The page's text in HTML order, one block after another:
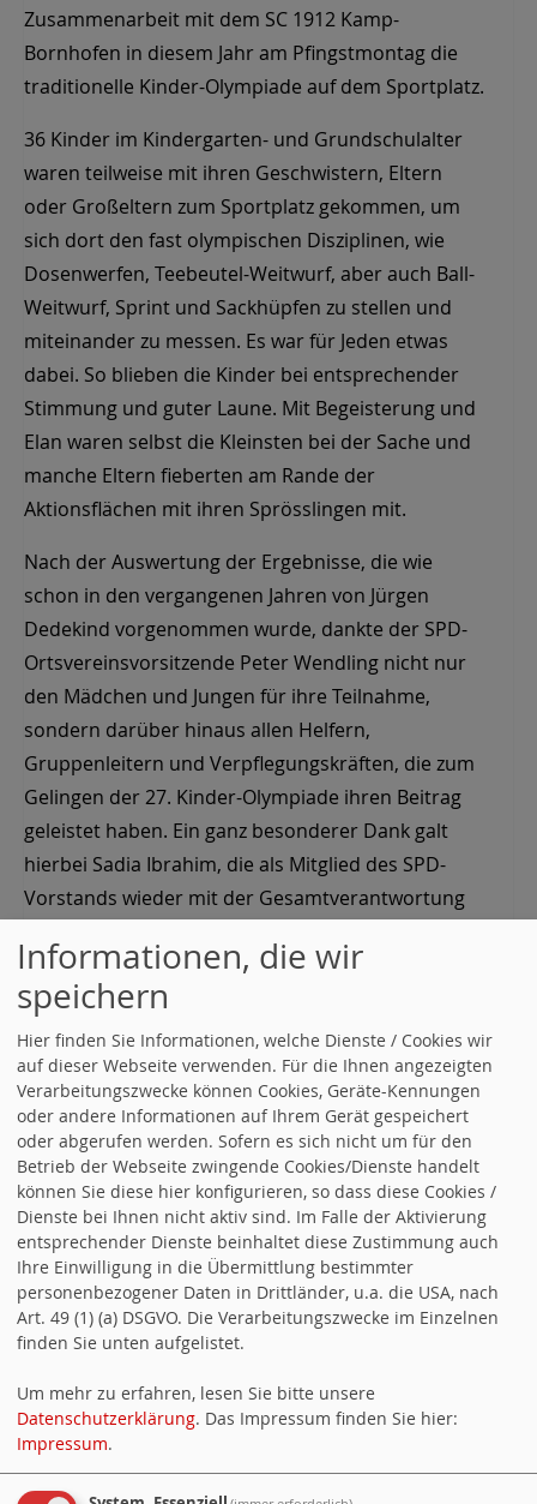
Zusammenarbeit mit dem SC 1912 Kamp-
Bornhofen in diesem Jahr am Pfingstmontag die
traditionelle Kinder-Olympiade auf dem Sportplatz.
36 Kinder im Kindergarten- und Grundschulalter
waren teilweise mit ihren Geschwistern, Eltern
oder Großeltern zum Sportplatz gekommen, um
sich dort den fast olympischen Disziplinen, wie
Dosenwerfen, Teebeutel-Weitwurf, aber auch Ball-
Weitwurf, Sprint und Sackhüpfen zu stellen und
miteinander zu messen. Es war für Jeden etwas
dabei. So blieben die Kinder bei entsprechender
Stimmung und guter Laune. Mit Begeisterung und
Elan waren selbst die Kleinsten bei der Sache und
manche Eltern fieberten am Rande der
Aktionsflächen mit ihren Sprösslingen mit.
Nach der Auswertung der Ergebnisse, die wie
schon in den vergangenen Jahren von Jürgen
Dedekind vorgenommen wurde, dankte der SPD-
Ortsvereinsvorsitzende Peter Wendling nicht nur
den Mädchen und Jungen für ihre Teilnahme,
sondern darüber hinaus allen Helfern,
Gruppenleitern und Verpflegungskräften, die zum
Gelingen der 27. Kinder-Olympiade ihren Beitrag
geleistet haben. Ein ganz besonderer Dank galt
hierbei Sadia Ibrahim, die als Mitglied des SPD-
Vorstands wieder mit der Gesamtverantwortung
Als Schirmherr konnte in diesem Jahr der SPD-
Bundestagsabgeordnete Detlev Pilger gewonnen
werden. Auch er hatte sichtlich Spaß am bunten
Treiben auf dem Kamper Sportplatz.
Zusammen mit dem SPD-Ortsvereinsvorsitzenden
Peter Wendling übereichte er jedem Kind einen
Preis und die entsprechende Urkunde.
Kein Kind ging leer aus und die Preise wurden stolz
den Spielkameraden und Eltern präsentiert.
10.06.2019inOrtsvereinvonSPD
Informationen, die wir
speichern
Hier finden Sie Informationen, welche Dienste / Cookies wir
auf dieser Webseite verwenden. Für die Ihnen angezeigten
Verarbeitungszwecke können Cookies, Geräte-Kennungen
oder andere Informationen auf Ihrem Gerät gespeichert
oder abgerufen werden. Sofern es sich nicht um für den
Betrieb der Webseite zwingende Cookies/Dienste handelt
können Sie diese hier konfigurieren, so dass diese Cookies /
Dienste bei Ihnen nicht aktiv sind. Im Falle der Aktivierung
entsprechender Dienste beinhaltet diese Zustimmung auch
Ihre Einwilligung in die Übermittlung bestimmter
personenbezogener Daten in Drittländer, u.a. die USA, nach
Art. 49 (1) (a) DSGVO. Die Verarbeitungszwecke im Einzelnen
finden Sie unten aufgelistet.
Um mehr zu erfahren, lesen Sie bitte unsere
Datenschutzerklärung. Das Impressum finden Sie hier:
Impressum.